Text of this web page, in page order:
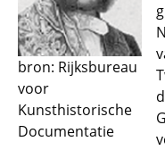
bron: Rijksbureau
voor
Kunsthistorische
Documentatie